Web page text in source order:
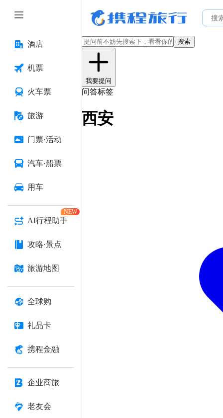
酒店
机票
火车票
旅游
门票·活动
汽车·船票
用车
AI行程助手
NEW
攻略·景点
旅游地图
全球购
礼品卡
携程金融
企业商旅
老友会
搜索
我要提问
问答标签
西安